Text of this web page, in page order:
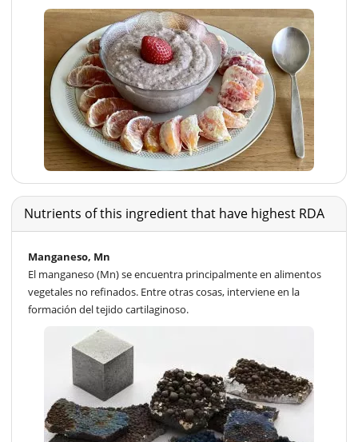
Nutrients of this ingredient that have highest RDA
Manganeso, Mn
El manganeso (Mn) se encuentra principalmente en alimentos
vegetales no refinados. Entre otras cosas, interviene en la
formación del tejido cartilaginoso.